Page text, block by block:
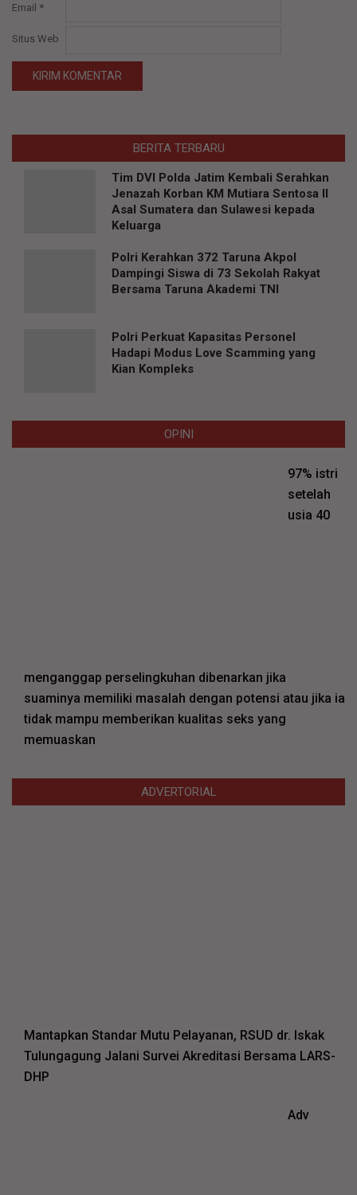
Email *
Situs Web
BERITA TERBARU
Tim DVI Polda Jatim Kembali Serahkan
Jenazah Korban KM Mutiara Sentosa II
Asal Sumatera dan Sulawesi kepada
Keluarga
Polri Kerahkan 372 Taruna Akpol
Dampingi Siswa di 73 Sekolah Rakyat
Bersama Taruna Akademi TNI
Polri Perkuat Kapasitas Personel
Hadapi Modus Love Scamming yang
Kian Kompleks
OPINI
97% istri
setelah
usia 40
menganggap perselingkuhan dibenarkan jika
suaminya memiliki masalah dengan potensi atau jika ia
tidak mampu memberikan kualitas seks yang
memuaskan
ADVERTORIAL
Mantapkan Standar Mutu Pelayanan, RSUD dr. Iskak
Tulungagung Jalani Survei Akreditasi Bersama LARS-
DHP
Adv